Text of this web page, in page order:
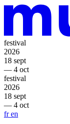
festival
2026
18 sept
— 4 oct
festival
2026
18 sept
— 4 oct
fren